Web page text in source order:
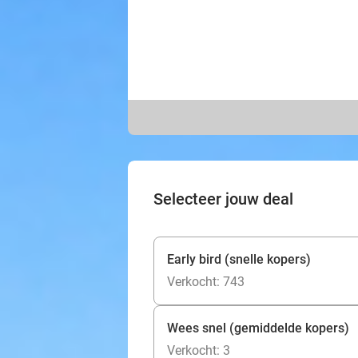
Selecteer jouw deal
Early bird (snelle kopers)
Verkocht: 743
Wees snel (gemiddelde kopers)
Verkocht: 3